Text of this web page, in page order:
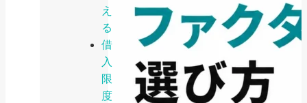
え
る
借
入
限
度